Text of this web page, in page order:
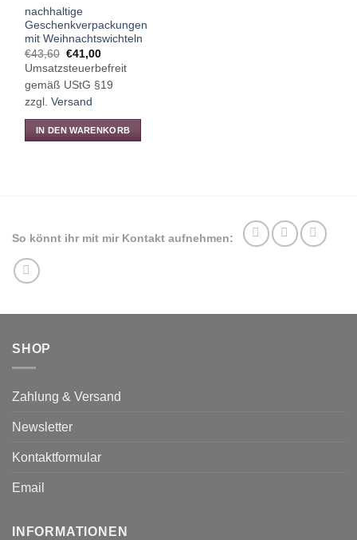
nachhaltige
Geschenkverpackungen
mit Weihnachtswichteln
€43,60 Ursprünglicher
Preis
war:
€43,60
€41,00Aktueller
Preis
ist:
€41,00.
Umsatzsteuerbefreit
gemäß UStG §19
zzgl.Versand
IN DEN WARENKORB
So könnt ihr mit mir Kontakt aufnehmen:
SHOP
Zahlung & Versand
Newsletter
Kontaktformular
Email
INFORMATIONEN